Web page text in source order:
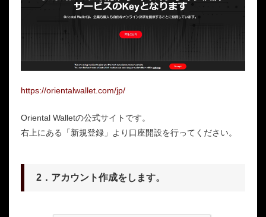
https://orientalwallet.com/jp/
Oriental Walletの公式サイトです。
右上にある「新規登録」より口座開設を行ってください。
2．アカウント作成をします。